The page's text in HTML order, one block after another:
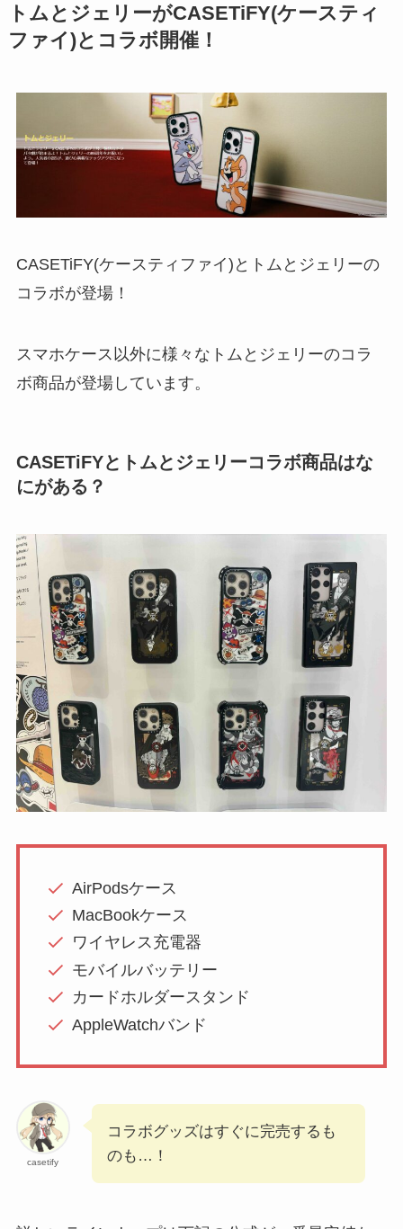
トムとジェリーがCASETiFY(ケースティ
ファイ)とコラボ開催！
CASETiFY(ケースティファイ)とトムとジェリーの
コラボが登場！
スマホケース以外に様々なトムとジェリーのコラ
ボ商品が登場しています。
CASETiFYとトムとジェリーコラボ商品はな
にがある？
AirPodsケース
MacBookケース
ワイヤレス充電器
モバイルバッテリー
カードホルダースタンド
AppleWatchバンド
casetify
コラボグッズはすぐに完売するも
のも…！